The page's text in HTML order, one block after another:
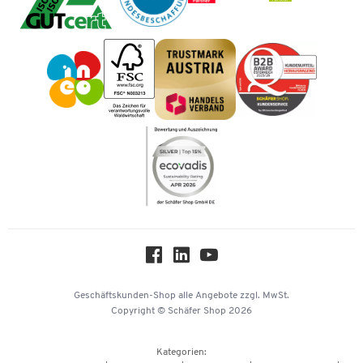
Tinte / Toner
Cookie-Einstellungen
Geschichte
Impressum
Karriere
Kataloge
Mastercard
Geschäftskunden-Shop alle Angebote zzgl. MwSt.
Copyright © Schäfer Shop 2026
Kategorien: